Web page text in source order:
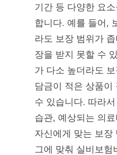
기간 등 다양한 요
합니다. 예를 들어,
라도 보장 범위가
장을 받지 못할 수
가 다소 높더라도
담금이 적은 상품이
수 있습니다. 따라
습관, 예상되는 의
자신에게 맞는 보장
그에 맞춰 실비보